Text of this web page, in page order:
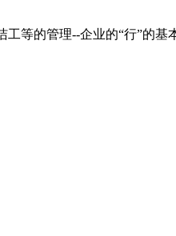
等的管理--企业的“行”的